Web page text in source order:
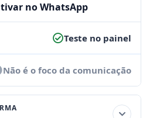
no WhatsApp
Teste no painel
Não é o foco da comunicação